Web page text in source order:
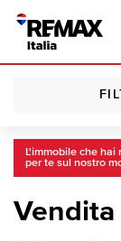
L'immobile che
per te sul nostro